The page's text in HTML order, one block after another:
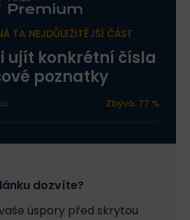
TA NEJDŮLEŽITĚJŠÍ ČÁST
ujít konkrétní čísla
poznatky
Zbývá: 77 %
dozvíte?
úspory před skrytou